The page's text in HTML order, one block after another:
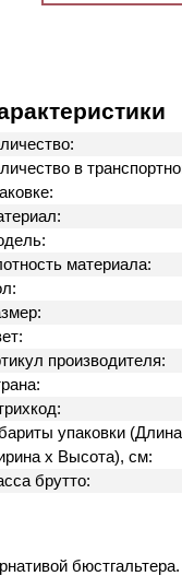
в
материала:
производителя:
упаковки
х Высота), см:
брутто: